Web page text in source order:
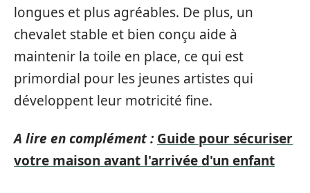
longues et plus agréables. De plus, un
chevalet stable et bien conçu aide à
maintenir la toile en place, ce qui est
primordial pour les jeunes artistes qui
développent leur motricité fine.
A lire en complément : Guide pour sécuriser
votre maison avant l'arrivée d'un enfant